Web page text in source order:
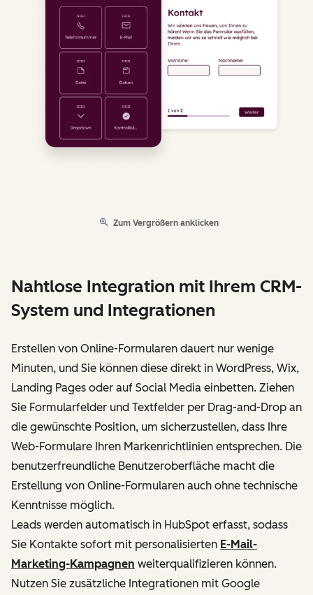
Zum Vergrößern anklicken
Nahtlose Integration mit Ihrem CRM-
System und Integrationen
Erstellen von Online-Formularen dauert nur wenige
Minuten, und Sie können diese direkt in WordPress, Wix,
Landing Pages oder auf Social Media einbetten. Ziehen
Sie Formularfelder und Textfelder per Drag-and-Drop an
die gewünschte Position, um sicherzustellen, dass Ihre
Web-Formulare Ihren Markenrichtlinien entsprechen. Die
benutzerfreundliche Benutzeroberfläche macht die
Erstellung von Online-Formularen auch ohne technische
Kenntnisse möglich.
Leads werden automatisch in HubSpot erfasst, sodass
Sie Kontakte sofort mit personalisierten E-Mail-
Marketing-Kampagnen weiterqualifizieren können.
Nutzen Sie zusätzliche Integrationen mit Google